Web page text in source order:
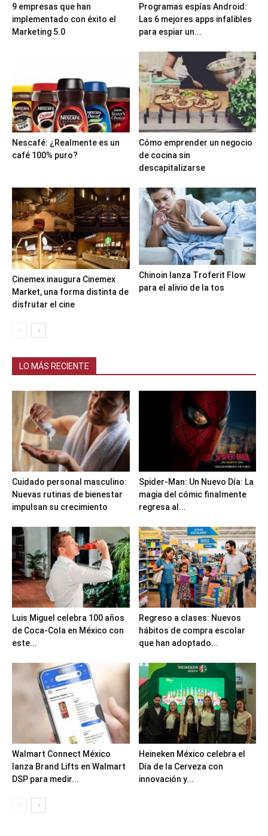
9 empresas que han
implementado con éxito el
Marketing 5.0
Programas espías Android:
Las 6 mejores apps infalibles
para espiar un...
Nescafé: ¿Realmente es un
café 100% puro?
Cómo emprender un negocio
de cocina sin
descapitalizarse
Cinemex inaugura Cinemex
Market, una forma distinta de
disfrutar el cine
Chinoin lanza Troferit Flow
para el alivio de la tos
LO MÁS RECIENTE
Cuidado personal masculino:
Nuevas rutinas de bienestar
impulsan su crecimiento
Spider-Man: Un Nuevo Día: La
magia del cómic finalmente
regresa al...
Luis Miguel celebra 100 años
de Coca-Cola en México con
este...
Regreso a clases: Nuevos
hábitos de compra escolar
que han adoptado...
Walmart Connect México
lanza Brand Lifts en Walmart
DSP para medir...
Heineken México celebra el
Día de la Cerveza con
innovación y...